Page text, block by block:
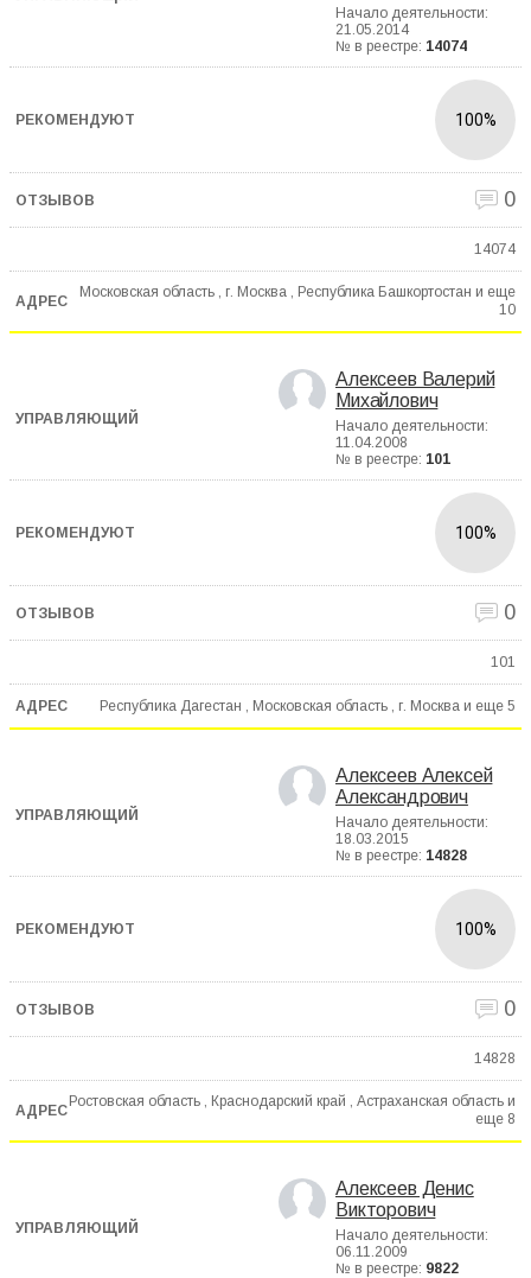
Начало деятельности:
21.05.2014
№ в реестре: 14074
100%
0
14074
Московская область , г. Москва , Республика Башкортостан и еще
10
Алексеев Валерий
Михайлович
Начало деятельности:
11.04.2008
№ в реестре: 101
100%
0
101
Республика Дагестан , Московская область , г. Москва и еще 5
Алексеев Алексей
Александрович
Начало деятельности:
18.03.2015
№ в реестре: 14828
100%
0
14828
Ростовская область , Краснодарский край , Астраханская область и
еще 8
Алексеев Денис
Викторович
Начало деятельности:
06.11.2009
№ в реестре: 9822